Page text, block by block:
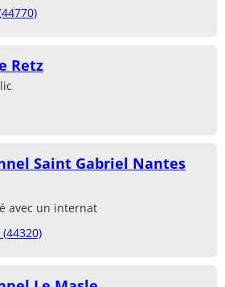
Retz
Saint Gabriel Nantes
avec un internat